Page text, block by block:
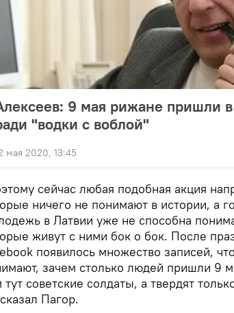
9 мая рижане пришли
"водки с воблой"
мая 2020, 13:45
сейчас любая подобная акция
ничего не понимают в истории, а
в Латвии уже не способна
живут с ними бок о бок. После
появилось множество записей,
зачем столько людей пришли 9
тут советские солдаты, а твердят
Пагор.